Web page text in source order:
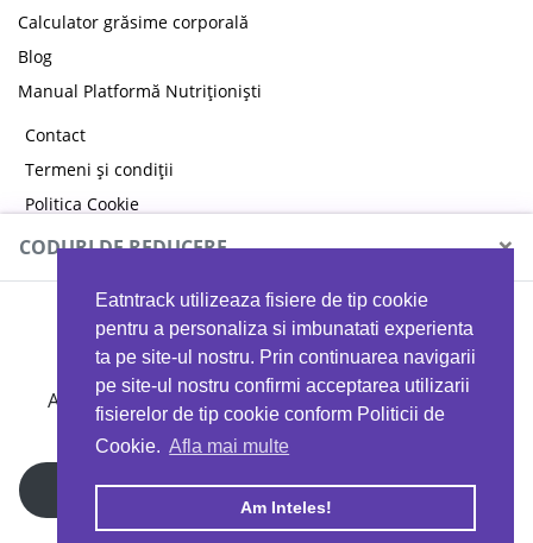
Eatntrack utilizeaza fisiere de tip cookie
pentru a personaliza si imbunatati experienta
ta pe site-ul nostru. Prin continuarea navigarii
pe site-ul nostru confirmi acceptarea utilizarii
fisierelor de tip cookie conform Politicii de
Cookie. Afla mai multe
Am Inteles!
Calculator grăsime corporală
Blog
Manual Platformă Nutriționiști
Contact
Termeni și condiții
Politica Cookie
Politica de confidențialitate
Copyright © 2026 EAT & TRACK S.R.L
CODURI DE REDUCERE ×
MYPROTEIN
Ai 40%reducere la orice comandă folosind codul
EATTRACK
Profită acum